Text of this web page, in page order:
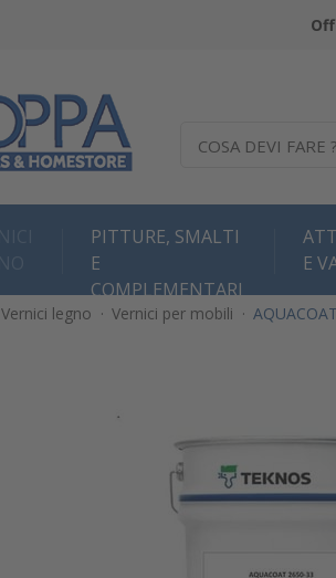
COSA DEVI FARE ?
PITTURE, SMALTI
E
COMPLEMENTARI
E
Vernici legno · Vernici per mobili ·